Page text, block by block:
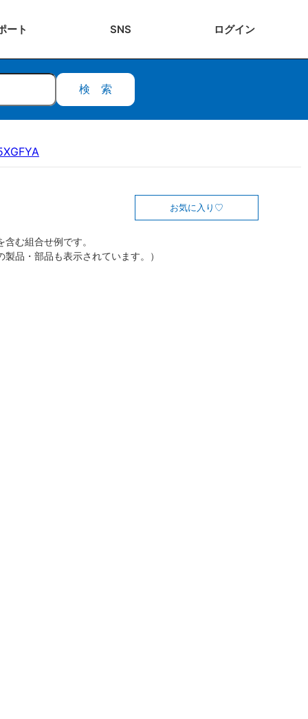
ート SNS ログイン
検索
お気に入り
む組合せ例です。
製品・部品も表示されています。）